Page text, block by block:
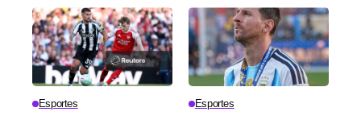
Esportes Esportes